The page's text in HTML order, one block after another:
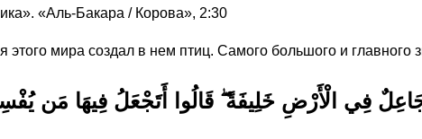
«Аль-Бакара / Корова», 2:30
мира создал в нем птиц. Самого большого и главного
جَاعِلٌ فِي الْأَرْضِ خَلِيفَةً ۖ قَالُوا أَتَجْعَلُ فِيهَا